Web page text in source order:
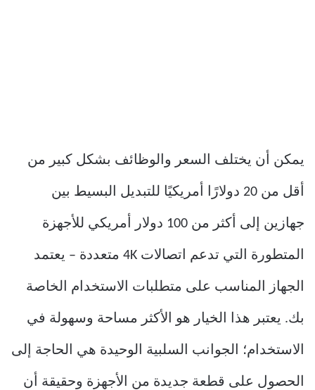
يمكن أن يختلف السعر والوظائف بشكل كبير من
أقل من 20 دولارًا أمريكيًا للتبديل البسيط بين
جهازين إلى أكثر من 100 دولار أمريكي للأجهزة
المتطورة التي تدعم اتصالات 4K متعددة – يعتمد
الجهاز المناسب على متطلبات الاستخدام الخاصة
بك. يعتبر هذا الخيار هو الأكثر مساحة وسهولة في
الاستخدام؛ الجوانب السلبية الوحيدة هي الحاجة إلى
الحصول على قطعة جديدة من الأجهزة وحقيقة أن